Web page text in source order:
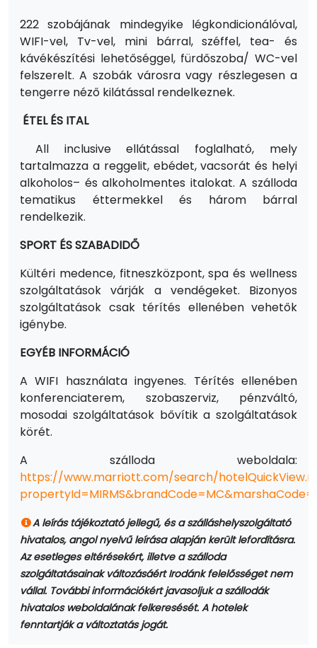
222 szobájának mindegyike légkondicionálóval,
WIFI-vel, Tv-vel, mini bárral, széffel, tea- és
kávékészítési lehetőséggel, fürdőszoba/ WC-vel
felszerelt. A szobák városra vagy részlegesen a
tengerre néző kilátással rendelkeznek.
ÉTEL ÉS ITAL
All inclusive ellátással foglalható, mely
tartalmazza a reggelit, ebédet, vacsorát és helyi
alkoholos– és alkoholmentes italokat. A szálloda
tematikus éttermekkel és három bárral
rendelkezik.
SPORT ÉS SZABADIDŐ
Kültéri medence, fitneszközpont, spa és wellness
szolgáltatások várják a vendégeket. Bizonyos
szolgáltatások csak térítés ellenében vehetők
igénybe.
EGYÉB INFORMÁCIÓ
A WIFI használata ingyenes. Térítés ellenében
konferenciaterem, szobaszerviz, pénzváltó,
mosodai szolgáltatások bővítik a szolgáltatások
körét.
A szálloda weboldala:
https://www.marriott.com/search/
A leírás tájékoztató jellegű, és a szálláshelyszolgáltató
hivatalos, angol nyelvű leírása alapján került lefordításra.
Az esetleges eltérésekért, illetve a szálloda
szolgáltatásainak változásáért Irodánk felelősséget nem
vállal. További információkért javasoljuk a szállodák
hivatalos weboldalának felkeresését. A hotelek
fenntartják a változtatás jogát.